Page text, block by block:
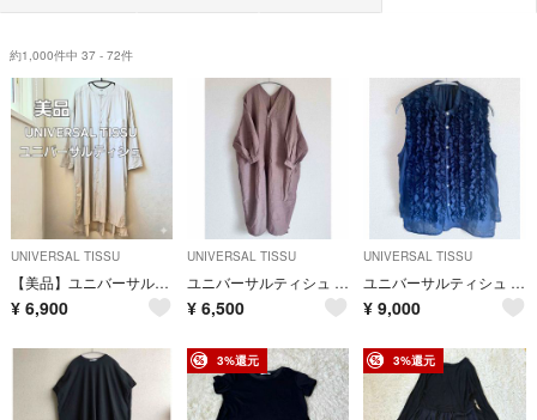
約1,000件中 37 - 72件
UNIVERSAL TISSU
【美品】ユニバーサルティシュ シャツドレス ロング シャツ ワンピース
¥ 6,900
UNIVERSAL TISSU
ユニバーサルティシュ ガウンワンピース
¥ 6,500
UNIVERSAL TISSU
ユニバーサルティシュ フリルブラウス
¥ 9,000
3%還元 3%還元